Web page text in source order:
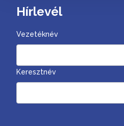
Hírlevél
Vezetéknév
Keresztnév